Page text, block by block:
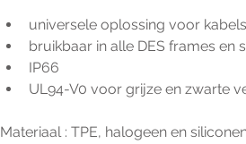
universele oplossing voor
bruikbaar in alle DES frames en
IP66
UL94-V0 voor grijze en zwarte
Materiaal : TPE, halogeen en